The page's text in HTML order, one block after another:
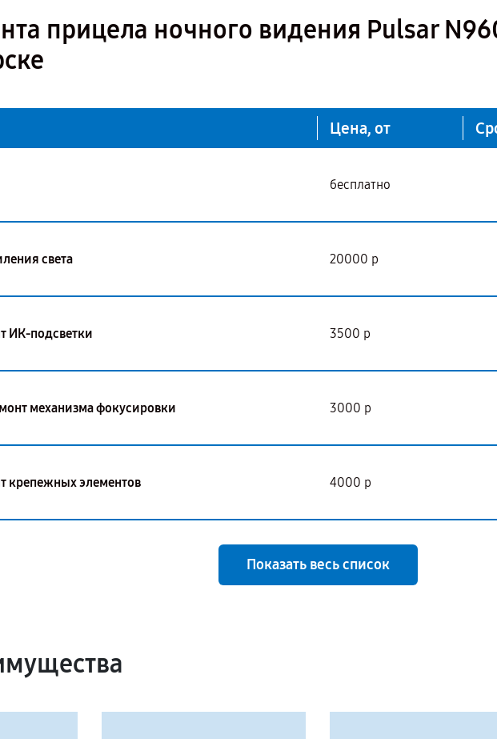
прицела ночного видения Pulsar
Цена, от
бесплатно
света 20000 р
ИК-подсветки 3500 р
механизма фокусировки 3000 р
крепежных элементов 4000 р
Показать весь список